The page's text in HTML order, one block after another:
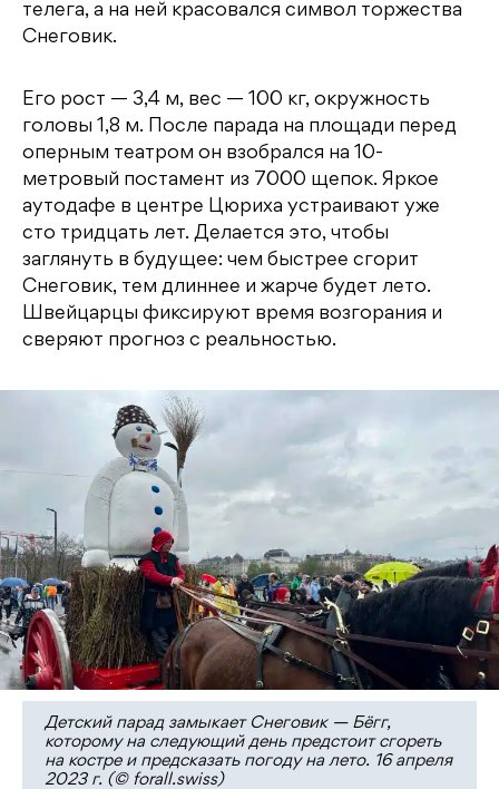
телега, а на ней красовался символ торжества
Снеговик.
Его рост — 3,4 м, вес — 100 кг, окружность
головы 1,8 м. После парада на площади перед
оперным театром он взобрался на 10-
метровый постамент из 7000 щепок. Яркое
аутодафе в центре Цюриха устраивают уже
сто тридцать лет. Делается это, чтобы
заглянуть в будущее: чем быстрее сгорит
Снеговик, тем длиннее и жарче будет лето.
Швейцарцы фиксируют время возгорания и
сверяют прогноз с реальностью.
Детский парад замыкает Снеговик — Бёгг,
которому на следующий день предстоит сгореть
на костре и предсказать погоду на лето. 16 апреля
2023 г. (© forall.swiss)